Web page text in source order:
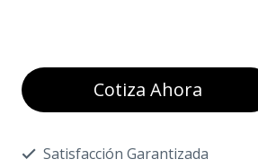
Cotiza Ahora
Satisfacción Garantizada